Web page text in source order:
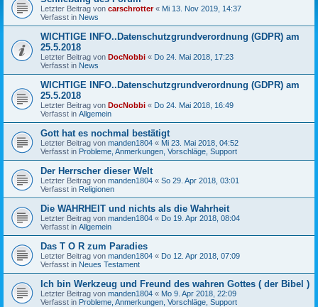
Letzter Beitrag von carschrotter« Mi 13. Nov 2019, 14:37
Verfasst in News
WICHTIGE INFO..Datenschutzgrundverordnung (GDPR) am
25.5.2018
Letzter Beitrag von DocNobbi « Do 24. Mai 2018, 17:23
Verfasst in News
WICHTIGE INFO..Datenschutzgrundverordnung (GDPR) am
25.5.2018
Letzter Beitrag von DocNobbi « Do 24. Mai 2018, 16:49
Verfasst in Allgemein
Gott hat es nochmal bestätigt
Letzter Beitrag von manden1804 « Mi 23. Mai 2018, 04:52
Verfasst in Probleme, Anmerkungen, Vorschläge, Support
Der Herrscher dieser Welt
Letzter Beitrag von manden1804 « So 29. Apr 2018, 03:01
Verfasst in Religionen
Die WAHRHEIT und nichts als die Wahrheit
Letzter Beitrag von manden1804 « Do 19. Apr 2018, 08:04
Verfasst in Allgemein
Das T O R zum Paradies
Letzter Beitrag von manden1804 « Do 12. Apr 2018, 07:09
Verfasst in Neues Testament
Ich bin Werkzeug und Freund des wahren Gottes ( der Bibel )
Letzter Beitrag von manden1804 « Mo 9. Apr 2018, 22:09
Verfasst in Probleme, Anmerkungen, Vorschläge, Support